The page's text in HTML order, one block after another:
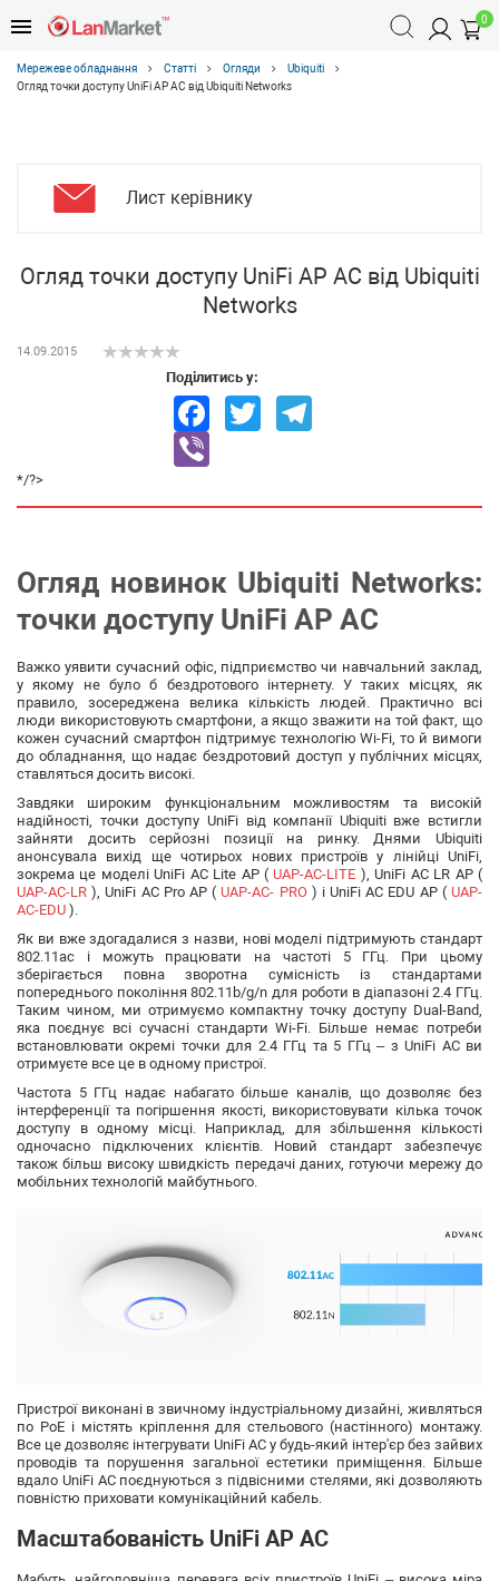
0
Мережеве обладнання Статті Огляди
Ubiquiti
Огляд точки доступу UniFi AP AC від Ubiquiti Networks
Лист керівнику
Огляд точки доступу UniFi AP AC від Ubiquiti
Networks
14.09.2015
Поділитись у:
Facebook Twitter
*/?>
Огляд новинок Ubiquiti Networks:
точки доступу UniFi AP AC
Важко уявити сучасний офіс, підприємство чи навчальний заклад,
у якому не було б бездротового інтернету. У таких місцях, як
правило, зосереджена велика кількість людей. Практично всі
люди використовують смартфони, а якщо зважити на той факт, що
кожен сучасний смартфон підтримує технологію Wi-Fi, то й вимоги
до обладнання, що надає бездротовий доступ у публічних місцях,
ставляться досить високі.
Завдяки широким функціональним можливостям та високій
надійності, точки доступу UniFi від компанії Ubiquiti вже встигли
зайняти досить серйозні позиції на ринку. Днями Ubiquiti
анонсувала вихід ще чотирьох нових пристроїв у лінійці UniFi,
зокрема це моделі UniFi AC Lite AP ( UAP-AC-LITE ), UniFi AC LR AP (
UAP-AC-LR ), UniFi AC Pro AP ( UAP-AC- PRO) і UniFi AC EDU AP ( UAP-
AC-EDU ).
Як ви вже здогадалися з назви, нові моделі підтримують стандарт
802.11ac і можуть працювати на частоті 5 ГГц. При цьому
зберігається повна зворотна сумісність із стандартами
попереднього покоління 802.11b/g/n для роботи в діапазоні 2.4 ГГц.
Таким чином, ми отримуємо компактну точку доступу Dual-Band,
яка поєднує всі сучасні стандарти Wi-Fi. Більше немає потреби
встановлювати окремі точки для 2.4 ГГц та 5 ГГц – з UniFi AC ви
отримуєте все це в одному пристрої.
Частота 5 ГГц надає набагато більше каналів, що дозволяє без
інтерференції та погіршення якості, використовувати кілька точок
доступу в одному місці. Наприклад, для збільшення кількості
одночасно підключених клієнтів. Новий стандарт забезпечує
також більш високу швидкість передачі даних, готуючи мережу до
мобільних технологій майбутнього.
Пристрої виконані в звичному індустріальному дизайні, живляться
по PoE і містять кріплення для стельового (настінного) монтажу.
Все це дозволяє інтегрувати UniFi AC у будь-який інтер'єр без зайвих
проводів та порушення загальної естетики приміщення. Більше
вдало UniFi AC поєднуються з підвісними стелями, які дозволяють
повністю приховати комунікаційний кабель.
Масштабованість UniFi AP AC